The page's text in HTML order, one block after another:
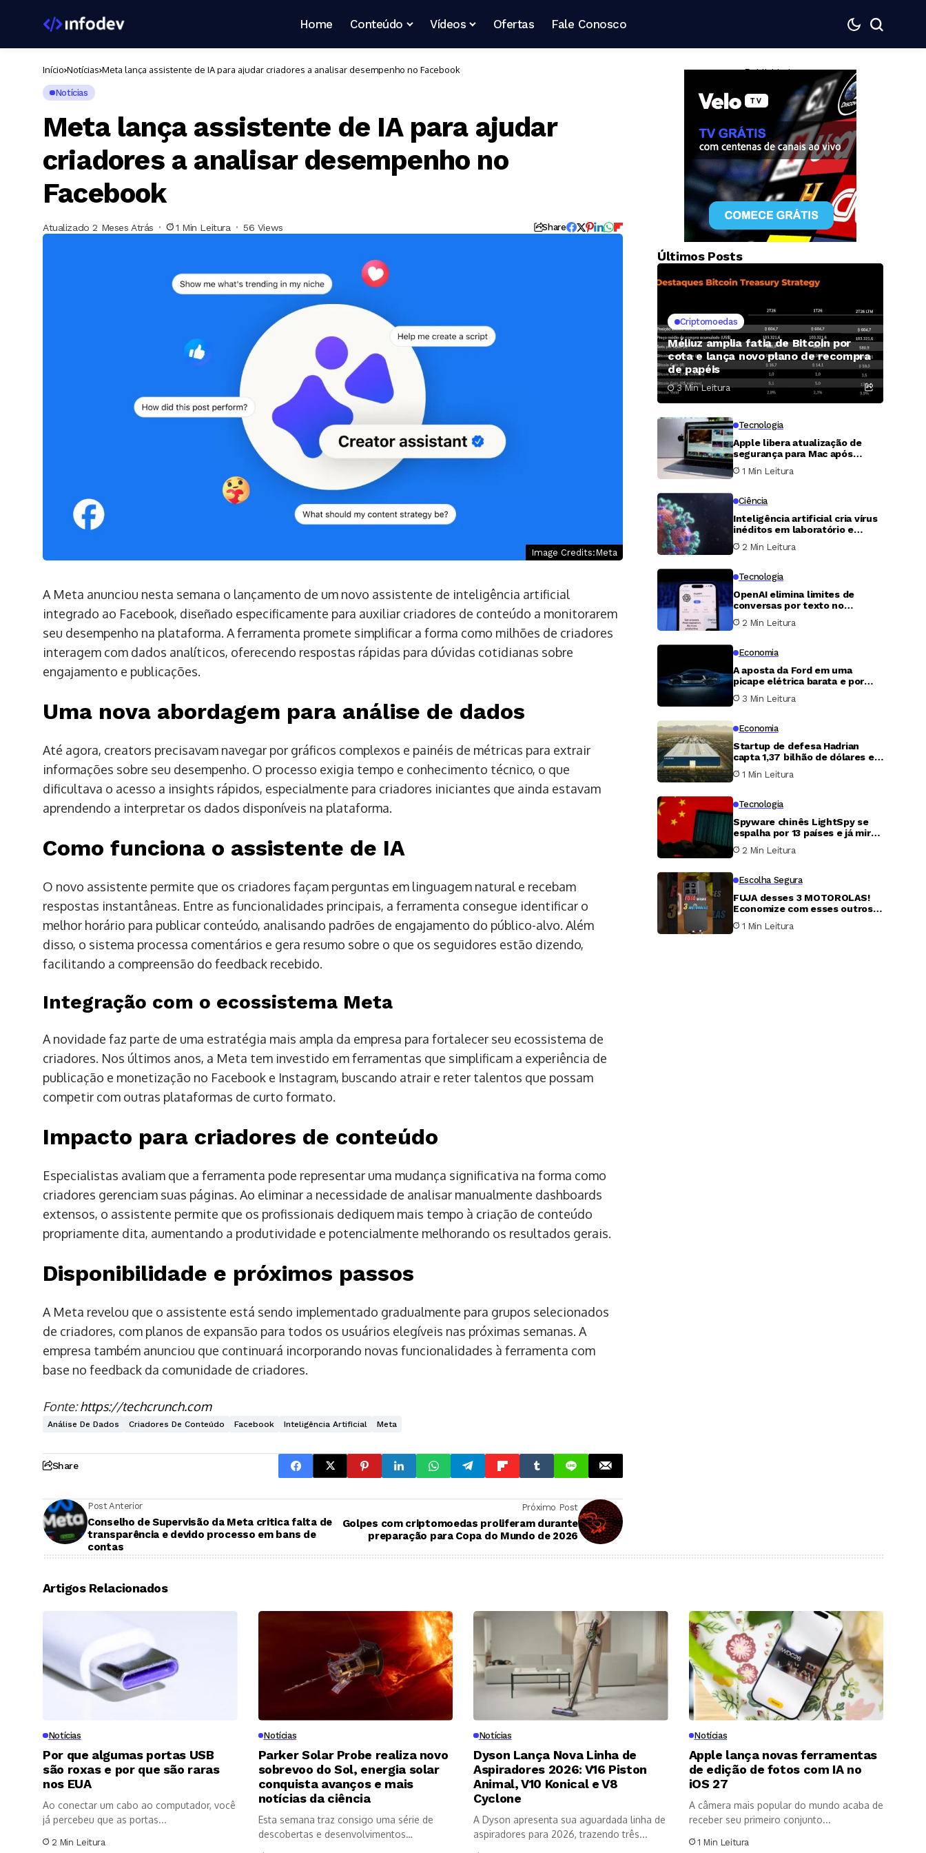
Home Conteúdo Vídeos Ofertas Fale Conosco
Início Notícias Meta lança assistente de IA para ajudar criadores a analisar desempenho no Facebook
Notícias
Meta lança assistente de IA para ajudar
criadores a analisar desempenho no
Facebook
Atualizado 2 Meses Atrás 1 Min Leitura 56 Views Share
Image Credits:Meta
A Meta anunciou nesta semana o lançamento de um novo assistente de inteligência artificial
integrado ao Facebook, diseñado especificamente para auxiliar criadores de conteúdo a monitorarem
seu desempenho na plataforma. A ferramenta promete simplificar a forma como milhões de criadores
interagem com dados analíticos, oferecendo respostas rápidas para dúvidas cotidianas sobre
engajamento e publicações.
Uma nova abordagem para análise de dados
Até agora, creators precisavam navegar por gráficos complexos e painéis de métricas para extrair
informações sobre seu desempenho. O processo exigia tempo e conhecimento técnico, o que
dificultava o acesso a insights rápidos, especialmente para criadores iniciantes que ainda estavam
aprendendo a interpretar os dados disponíveis na plataforma.
Como funciona o assistente de IA
O novo assistente permite que os criadores façam perguntas em linguagem natural e recebam
respostas instantâneas. Entre as funcionalidades principais, a ferramenta consegue identificar o
melhor horário para publicar conteúdo, analisando padrões de engajamento do público-alvo. Além
disso, o sistema processa comentários e gera resumo sobre o que os seguidores estão dizendo,
facilitando a compreensão do feedback recebido.
Integração com o ecossistema Meta
A novidade faz parte de uma estratégia mais ampla da empresa para fortalecer seu ecossistema de
criadores. Nos últimos anos, a Meta tem investido em ferramentas que simplificam a experiência de
publicação e monetização no Facebook e Instagram, buscando atrair e reter talentos que possam
competir com outras plataformas de curto formato.
Impacto para criadores de conteúdo
Especialistas avaliam que a ferramenta pode representar uma mudança significativa na forma como
criadores gerenciam suas páginas. Ao eliminar a necessidade de analisar manualmente dashboards
extensos, o assistente permite que os profissionais dediquem mais tempo à criação de conteúdo
propriamente dita, aumentando a produtividade e potencialmente melhorando os resultados gerais.
Disponibilidade e próximos passos
A Meta revelou que o assistente está sendo implementado gradualmente para grupos selecionados
de criadores, com planos de expansão para todos os usuários elegíveis nas próximas semanas. A
empresa também anunciou que continuará incorporando novas funcionalidades à ferramenta com
base no feedback da comunidade de criadores.
Fonte:https://techcrunch.com
Análise De Dados Criadores De Conteúdo Facebook Inteligência Artificial Meta
Share
Post Anterior
Conselho de Supervisão da Meta critica falta de
transparência e devido processo em bans de
contas
Próximo Post
Golpes com criptomoedas proliferam durante
preparação para Copa do Mundo de 2026
— Publicidade —
Últimos Posts
Criptomoedas
Méliuz amplia fatia de Bitcoin por
cota e lança novo plano de recompra
de papéis
3 Min Leitura
Tecnologia
Apple libera atualização de
segurança para Mac após
descoberta de falha grave no
Compartilhamento de Tela
1 Min Leitura
Ciência
Inteligência artificial cria vírus
inéditos em laboratório e
reacende alerta sobre
biossegurança
2 Min Leitura
Tecnologia
OpenAI elimina limites de
conversas por texto no
ChatGPT para usuários
gratuitos
2 Min Leitura
Economia
A aposta da Ford em uma
picape elétrica barata e por
que ela talvez não baste para
virar o jogo
3 Min Leitura
Economia
Startup de defesa Hadrian
capta 1,37 bilhão de dólares em
nova rodada e atinge avaliação
de 7,87 bilhões
1 Min Leitura
Tecnologia
Spyware chinês LightSpy se
espalha por 13 países e já mira
vítimas nos Estados Unidos
2 Min Leitura
Escolha Segura
FUJA desses 3 MOTOROLAS!
Economize com esses outros
2.
1 Min Leitura
Artigos Relacionados
Notícias
Por que algumas portas USB
são roxas e por que são raras
nos EUA
Ao conectar um cabo ao computador, você
já percebeu que as portas...
2 Min Leitura
Notícias
Parker Solar Probe realiza novo
sobrevoo do Sol, energia solar
conquista avanços e mais
notícias da ciência
Esta semana traz consigo uma série de
descobertas e desenvolvimentos
Notícias
Dyson Lança Nova Linha de
Aspiradores 2026: V16 Piston
Animal, V10 Konical e V8
Cyclone
A Dyson apresenta sua aguardada linha de
aspiradores para 2026, trazendo três...
Notícias
Apple lança novas ferramentas
de edição de fotos com IA no
iOS 27
A câmera mais popular do mundo acaba de
receber seu primeiro conjunto...
1 Min Leitura